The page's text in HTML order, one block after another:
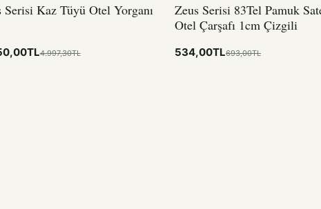
Serisi Kaz Tüyü Otel Yorganı
4.997,30TL
Zeus Serisi 83Tel Pamuk
Otel Çarşafı 1cm Çizgili
534,00TL693,00TL